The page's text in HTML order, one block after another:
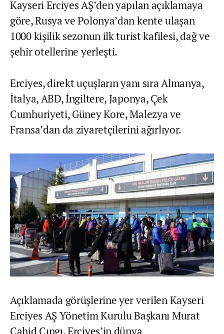
Kayseri Erciyes AŞ’den yapılan açıklamaya
göre, Rusya ve Polonya’dan kente ulaşan
1000 kişilik sezonun ilk turist kafilesi, dağ ve
şehir otellerine yerleşti.
Erciyes, direkt uçuşların yanı sıra Almanya,
İtalya, ABD, İngiltere, Japonya, Çek
Cumhuriyeti, Güney Kore, Malezya ve
Fransa’dan da ziyaretçilerini ağırlıyor.
Açıklamada görüşlerine yer verilen Kayseri
Erciyes AŞ Yönetim Kurulu Başkanı Murat
Cahid Cıngı, Erciyes’in dünya